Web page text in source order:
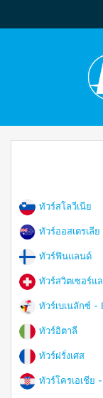
ทัวร์สโลวีเนีย
ทัวร์ออสเตรเลีย
ทัวร์ฟินแลนด์
ทัวร์สวิตเซอร์แ
ทัวร์เบเนลักซ์ -
ทัวร์อิตาลี
ทัวร์ฝรั่งเศส
ทัวร์โครเอเชีย